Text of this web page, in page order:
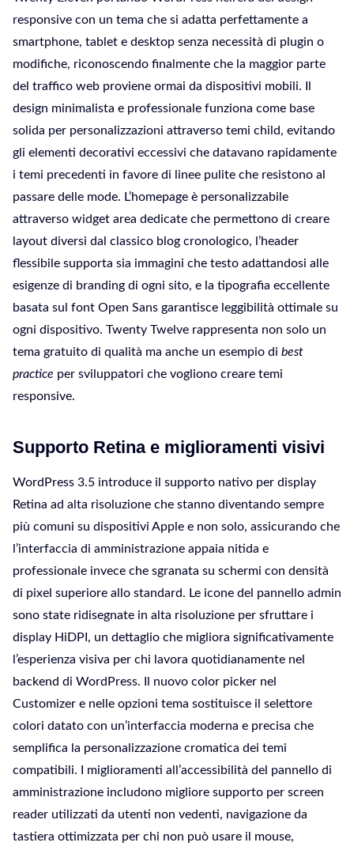
responsive con un tema che si adatta perfettamente a
smartphone, tablet e desktop senza necessità di plugin o
modifiche, riconoscendo finalmente che la maggior parte
del traffico web proviene ormai da dispositivi mobili. Il
design minimalista e professionale funziona come base
solida per personalizzazioni attraverso temi child, evitando
gli elementi decorativi eccessivi che datavano rapidamente
i temi precedenti in favore di linee pulite che resistono al
passare delle mode. L’homepage è personalizzabile
attraverso widget area dedicate che permettono di creare
layout diversi dal classico blog cronologico, l’header
flessibile supporta sia immagini che testo adattandosi alle
esigenze di branding di ogni sito, e la tipografia eccellente
basata sul font Open Sans garantisce leggibilità ottimale su
ogni dispositivo. Twenty Twelve rappresenta non solo un
tema gratuito di qualità ma anche un esempio di best
practice per sviluppatori che vogliono creare temi
responsive.
Supporto Retina e miglioramenti visivi
WordPress 3.5 introduce il supporto nativo per display
Retina ad alta risoluzione che stanno diventando sempre
più comuni su dispositivi Apple e non solo, assicurando che
l’interfaccia di amministrazione appaia nitida e
professionale invece che sgranata su schermi con densità
di pixel superiore allo standard. Le icone del pannello admin
sono state ridisegnate in alta risoluzione per sfruttare i
display HiDPI, un dettaglio che migliora significativamente
l’esperienza visiva per chi lavora quotidianamente nel
backend di WordPress. Il nuovo color picker nel
Customizer e nelle opzioni tema sostituisce il selettore
colori datato con un’interfaccia moderna e precisa che
semplifica la personalizzazione cromatica dei temi
compatibili. I miglioramenti all’accessibilità del pannello di
amministrazione includono migliore supporto per screen
reader utilizzati da utenti non vedenti, navigazione da
tastiera ottimizzata per chi non può usare il mouse,